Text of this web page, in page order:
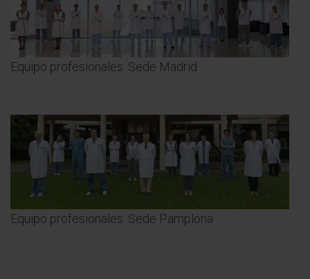
Equipo profesionales. Sede Madrid
Equipo profesionales. Sede Pamplona